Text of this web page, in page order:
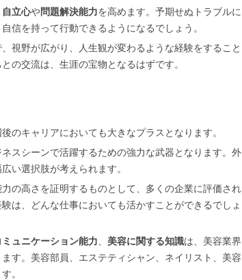
自立心や問題解決能力を高めます。予期せぬトラブルに
信を持って行動できるようになるでしょう。
視野が広がり、人生観が変わるような経験をすること
の交流は、生涯の宝物となるはずです。
のキャリアにおいても大きなプラスとなります。
スシーンで活躍するための強力な武器となります。外
い選択肢が考えられます。
の高さを証明するものとして、多くの企業に評価され
は、どんな仕事においても活かすことができるでしょ
ミュニケーション能力 美容に関する知識は、美容業界
す。美容部員、エステティシャン、ネイリスト、美容
。